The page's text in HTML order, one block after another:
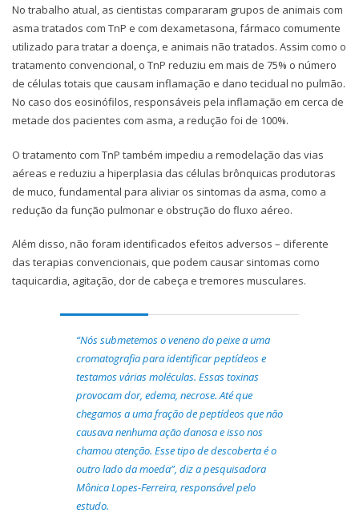
No trabalho atual, as cientistas compararam grupos de animais com
asma tratados com TnP e com dexametasona, fármaco comumente
utilizado para tratar a doença, e animais não tratados. Assim como o
tratamento convencional, o TnP reduziu em mais de 75% o número
de células totais que causam inflamação e dano tecidual no pulmão.
No caso dos eosinófilos, responsáveis pela inflamação em cerca de
metade dos pacientes com asma, a redução foi de 100%.
O tratamento com TnP também impediu a remodelação das vias
aéreas e reduziu a hiperplasia das células brônquicas produtoras
de muco, fundamental para aliviar os sintomas da asma, como a
redução da função pulmonar e obstrução do fluxo aéreo.
Além disso, não foram identificados efeitos adversos – diferente
das terapias convencionais, que podem causar sintomas como
taquicardia, agitação, dor de cabeça e tremores musculares.
“Nós submetemos o veneno do peixe a uma
cromatografia para identificar peptídeos e
testamos várias moléculas. Essas toxinas
provocam dor, edema, necrose. Até que
chegamos a uma fração de peptídeos que não
causava nenhuma ação danosa e isso nos
chamou atenção. Esse tipo de descoberta é o
outro lado da moeda”, diz a pesquisadora
Mônica Lopes-Ferreira, responsável pelo
estudo.